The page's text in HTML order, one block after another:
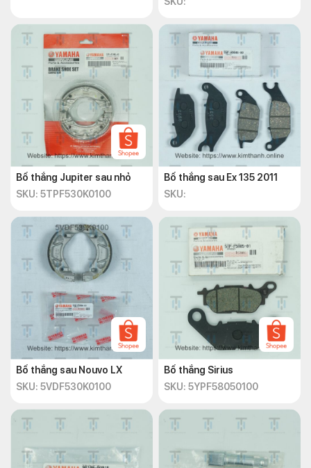
Bố thắng Jupiter sau nhỏ
SKU: 5TPF530K0100
Bố thắng sau Ex 135 2011
SKU:
Bố thắng sau Nouvo LX
SKU: 5VDF530K0100
Bố thắng Sirius
SKU: 5YPF58050100